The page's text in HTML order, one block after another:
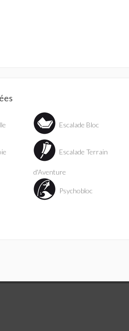
Escalade Bloc
Escalade Terrain
d'Aventure
Psychobloc